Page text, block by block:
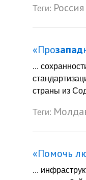
Теги: Россия
«Прозапад
...
страны из
Теги:
«Помочь
...